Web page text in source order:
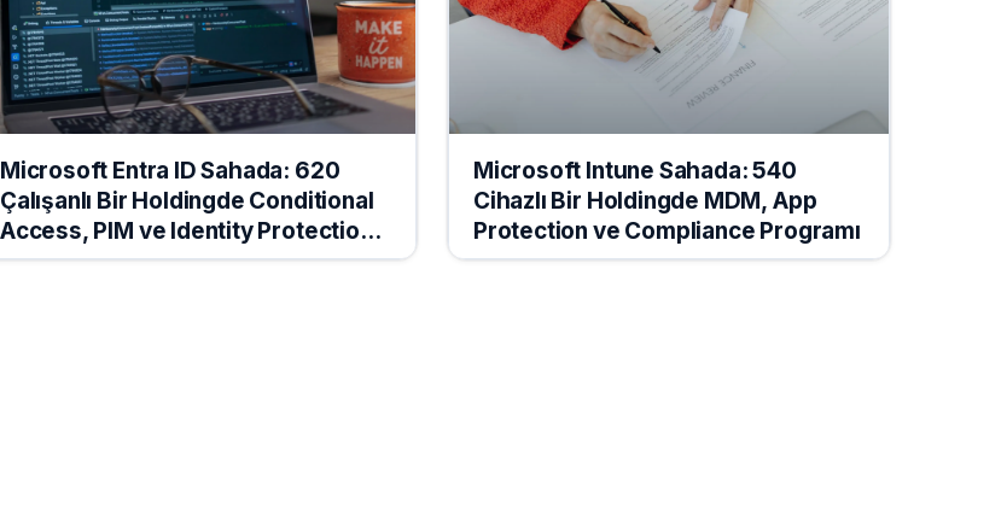
Microsoft Entra ID Sahada: 620
Çalışanlı Bir Holdingde Conditional
Access, PIM ve Identity Protection
Programı
Microsoft Intune Sahada: 540
Cihazlı Bir Holdingde MDM, App
Protection ve Compliance Programı